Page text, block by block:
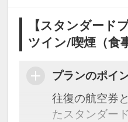
【スタンダード
ツイン/喫煙（食
プランのポイ
往復の航空券
たスタンダー